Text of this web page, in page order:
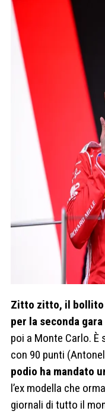
Zitto zitto, il bollito
per la seconda
poi a Monte Carlo.
con 90 punti
podio ha mandato
l’ex modella che
giornali di tutto il